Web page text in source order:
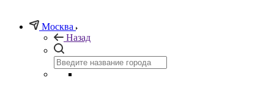
Москва
Назад